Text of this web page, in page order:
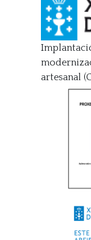
artesanal